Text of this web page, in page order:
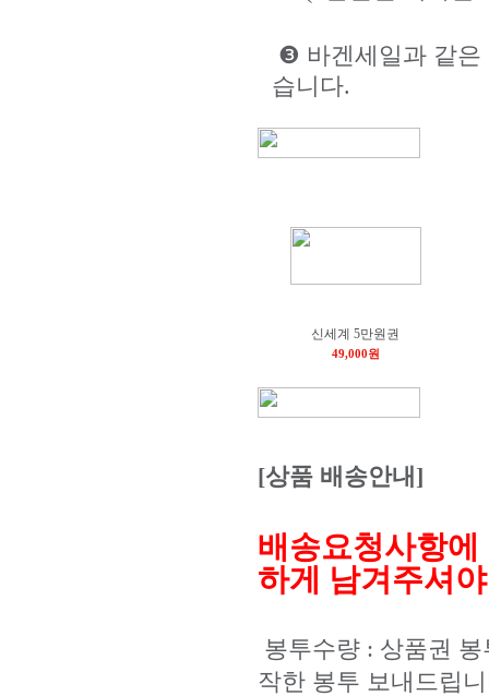
❸ 바겐세일과 같은
습니다.
신세계 5만원권
49,000원
[상품 배송안내]
배송요청사항에
하게 남겨주셔
봉투수량 : 상품권
작한 봉투 보내드립